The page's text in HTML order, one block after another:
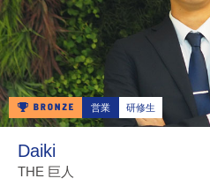
営業 研修生
Daiki
THE 巨人